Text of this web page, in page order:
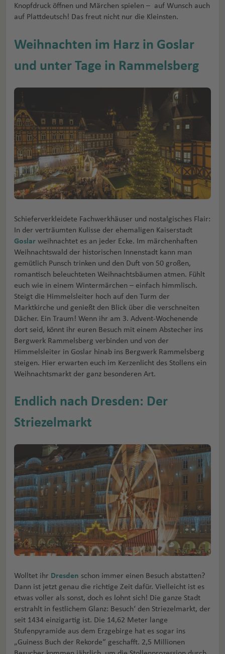
Knopfdruck öffnen und Märchen spielen – auf Wunsch auch
auf Plattdeutsch! Das freut nicht nur die Kleinsten.
Weihnachten im Harz in Goslar
und unter Tage in Rammelsberg
Schieferverkleidete Fachwerkhäuser und nostalgisches Flair:
In der verträumten Kulisse der ehemaligen Kaiserstadt
Goslar weihnachtet es an jeder Ecke. Im märchenhaften
Weihnachtswald der historischen Innenstadt kann man
gemütlich Punsch trinken und den Duft von 50 großen,
romantisch beleuchteten Weihnachtsbäumen atmen. Fühlt
euch wie in einem Wintermärchen – einfach himmlisch.
Steigt die Himmelsleiter hoch auf den Turm der
Marktkirche und genießt den Blick über die verschneiten
Dächer. Ein Traum! Wenn ihr am 3. Advent-Wochenende
dort seid, könnt ihr euren Besuch mit einem Abstecher ins
Bergwerk Rammelsberg verbinden und von der
Himmelsleiter in Goslar hinab ins Bergwerk Rammelsberg
steigen. Hier erwarten euch im Kerzenlicht des Stollens ein
Weihnachtsmarkt der ganz besonderen Art.
Endlich nach Dresden: Der
Striezelmarkt
Wolltet ihr Dresden schon immer einen Besuch abstatten?
Dann ist jetzt genau die richtige Zeit dafür. Vielleicht ist es
etwas voller als sonst, doch es lohnt sich! Die ganze Stadt
erstrahlt in festlichem Glanz: Besuch‘ den Striezelmarkt, der
seit 1434 einzigartig ist. Die 14,62 Meter lange
Stufenpyramide aus dem Erzgebirge hat es sogar ins
„Guiness Buch der Rekorde“ geschafft. 2,5 Millionen